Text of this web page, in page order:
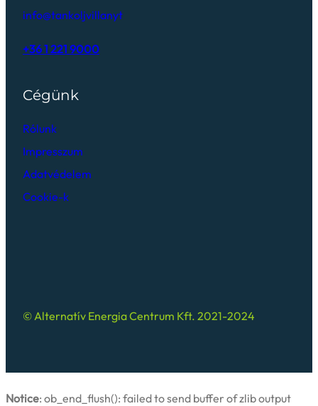
info@tankoljvillanyt
+36 1 221 9000
Cégünk
Rólunk
Impresszum
Adatvédelem
Cookie-k
© Alternatív Energia Centrum Kft. 2021-2024
Notice: ob_end_flush(): failed to send buffer of zlib output